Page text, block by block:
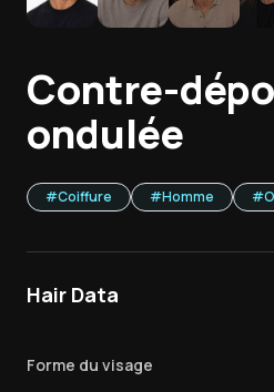
Contre-
ondulée
#Coiffure #Homme #
Hair Data
Forme du visage